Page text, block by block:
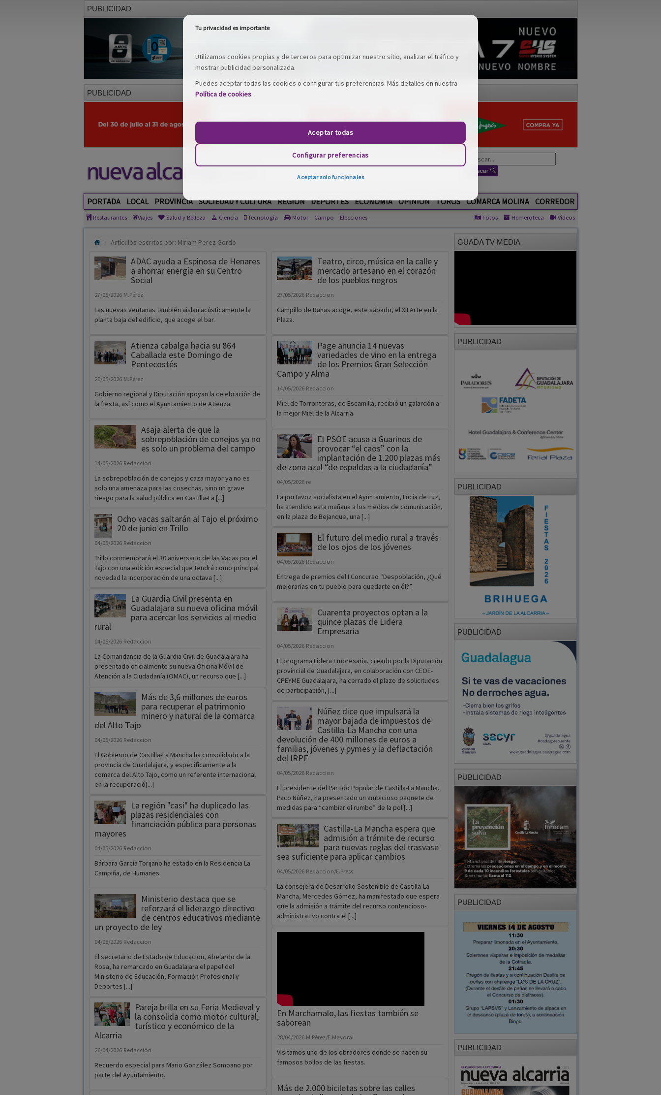
PUBLICIDAD
PUBLICIDAD
PORTADA LOCAL PROVINCIA SOCIEDAD Y CULTURA REGIÓN DEPORTES ECONOMÍA OPINIÓN TOROS COMARCA MOLINA CORREDOR
Restaurantes Viajes Salud y Belleza Ciencia Tecnología Motor Campo Elecciones Fotos Hemeroteca Vídeos
Artículos escritos por: Miriam Perez Gordo
ADAC ayuda a Espinosa de Henares
a ahorrar energía en su Centro
Social
27/05/2026 M.Pérez
Las nuevas ventanas también aislan acústicamente la
planta baja del edificio, que acoge el bar.
Atienza cabalga hacia su 864
Caballada este Domingo de
Pentecostés
20/05/2026 M.Pérez
Gobierno regional y Diputación apoyan la celebración de
la fiesta, así como el Ayuntamiento de Atienza.
Asaja alerta de que la
sobrepoblación de conejos ya no
es solo un problema del campo
14/05/2026 Redaccion
La sobrepoblación de conejos y caza mayor ya no es
solo una amenaza para las cosechas, sino un grave
riesgo para la salud pública en Castilla-La [...]
Ocho vacas saltarán al Tajo el próximo
20 de junio en Trillo
04/05/2026 Redaccion
Trillo conmemorará el 30 aniversario de las Vacas por el
Tajo con una edición especial que tendrá como principal
novedad la incorporación de una octava [...]
La Guardia Civil presenta en
Guadalajara su nueva oficina móvil
para acercar los servicios al medio
rural
04/05/2026 Redaccion
La Comandancia de la Guardia Civil de Guadalajara ha
presentado oficialmente su nueva Oficina Móvil de
Atención a la Ciudadanía (OMAC), un recurso que [...]
Más de 3,6 millones de euros
para recuperar el patrimonio
minero y natural de la comarca
del Alto Tajo
04/05/2026 Redaccion
El Gobierno de Castilla-La Mancha ha consolidado a la
provincia de Guadalajara, y específicamente a la
comarca del Alto Tajo, como un referente internacional
en la recuperació[...]
La región "casi" ha duplicado las
plazas residenciales con
financiación pública para personas
mayores
04/05/2026 Redaccion
Bárbara García Torijano ha estado en la Residencia La
Campiña, de Humanes.
Ministerio destaca que se
reforzará el liderazgo directivo
de centros educativos mediante
un proyecto de ley
04/05/2026 Redaccion
El secretario de Estado de Educación, Abelardo de la
Rosa, ha remarcado en Guadalajara el papel del
Ministerio de Educación, Formación Profesional y
Deportes [...]
Pareja brilla en su Feria Medieval y
la consolida como motor cultural,
turístico y económico de la
Alcarria
26/04/2026 Redacción
Recuerdo especial para Mario González Somoano por
parte del Ayuntamiento.
Teatro, circo, música en la calle y
mercado artesano en el corazón
de los pueblos negros
27/05/2026 Redaccion
Campillo de Ranas acoge, este sábado, el XII Arte en la
Plaza.
Page anuncia 14 nuevas
variedades de vino en la entrega
de los Premios Gran Selección
Campo y Alma
14/05/2026 Redaccion
Miel de Torronteras, de Escamilla, recibió un galardón a
la mejor Miel de la Alcarria.
El PSOE acusa a Guarinos de
provocar “el caos” con la
implantación de 1.200 plazas más
de zona azul “de espaldas a la ciudadanía”
04/05/2026 re
La portavoz socialista en el Ayuntamiento, Lucía de Luz,
ha atendido esta mañana a los medios de comunicación,
en la plaza de Bejanque, una [...]
El futuro del medio rural a través
de los ojos de los jóvenes
04/05/2026 Redaccion
Entrega de premios del I Concurso “Despoblación, ¿Qué
mejorarías en tu pueblo para quedarte en él?”.
Cuarenta proyectos optan a la
quince plazas de Lidera
Empresaria
04/05/2026 Redaccion
El programa Lidera Empresaria, creado por la Diputación
provincial de Guadalajara, en colaboración con CEOE-
CPEYME Guadalajara, ha cerrado el plazo de solicitudes
de participación, [...]
Núñez dice que impulsará la
mayor bajada de impuestos de
Castilla-La Mancha con una
devolución de 400 millones de euros a
familias, jóvenes y pymes y la deflactación
del IRPF
04/05/2026 Redaccion
El presidente del Partido Popular de Castilla-La Mancha,
Paco Núñez, ha presentado un ambicioso paquete de
medidas para “cambiar el rumbo” de la polí[...]
Castilla-La Mancha espera que
admisión a trámite de recurso
para nuevas reglas del trasvase
sea suficiente para aplicar cambios
04/05/2026 Redaccion/E.Press
La consejera de Desarrollo Sostenible de Castilla-La
Mancha, Mercedes Gómez, ha manifestado que espera
que la admisión a trámite del recurso contencioso-
administrativo contra el [...]
En Marchamalo, las fiestas también se
saborean
28/04/2026 M.Pérez/E.Mayoral
Visitamos uno de los obradores donde se hacen su
famosos bollos de las fiestas.
Más de 2.000 biciletas sobre las calles
GUADA TV MEDIA
PUBLICIDAD
PUBLICIDAD
PUBLICIDAD
PUBLICIDAD
PUBLICIDAD
PUBLICIDAD
Tu privacidad es importante
Utilizamos cookies propias y de terceros para optimizar nuestro sitio, analizar el tráfico y
mostrar publicidad personalizada.
Puedes aceptar todas las cookies o configurar tus preferencias. Más detalles en nuestra
Política de cookies.
Aceptar todas
Configurar preferencias
Aceptar solo funcionales